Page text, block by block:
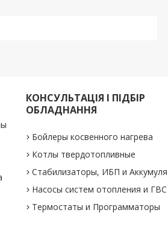
КОНСУЛЬТАЦІЯ І ПІДБІР
ОБЛАДНАННЯ
Бойлеры косвенного нагрева
Котлы твердотопливные
Стабилизаторы, ИБП и
Насосы систем отопления и ГВС
Термостаты и Программаторы